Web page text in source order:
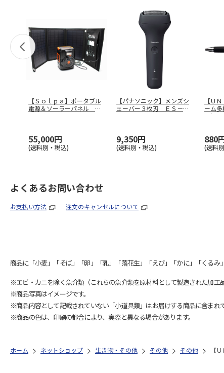
【Ｓｏｌｐａ】ポータブル
電源＆ソーラーパネル Ｅ
55,000円
(送料別・税込)
【パナソニック】メンズシ
ェーバー３枚刃 ＥＳ－Ｒ
9,350円
(送料別・税込)
【Ｕ
ーム
ー）
880
(送料
よくあるお問い合わせ
お支払い方法 注文のキャンセルについて
商品に「小麦」「そば」「卵」「乳」「落花生」「えび」「かに」「くるみ
※エビ・カニを除く魚介類（これらの魚介類を原材料として製造された加工
※商品写真はイメージです。
※商品内容として記載されていない「小道具類」はお届けする商品に含まれ
※商品の色は、印刷の都合により、実際と異なる場合があります。
ホーム ネットショップ 生き物・その他 その他 その他 【